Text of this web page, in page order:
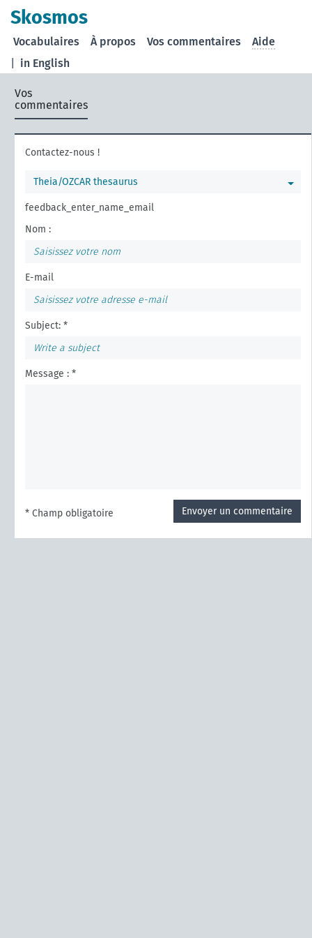
Skosmos
in English
Vocabulaires À propos Vos commentaires Aide
Vos
commentaires
Contactez-nous !
Theia/OZCAR thesaurus
feedback_enter_name_email
Nom :
E-mail
Subject: *
Message : *
Envoyer un commentaire
* Champ obligatoire